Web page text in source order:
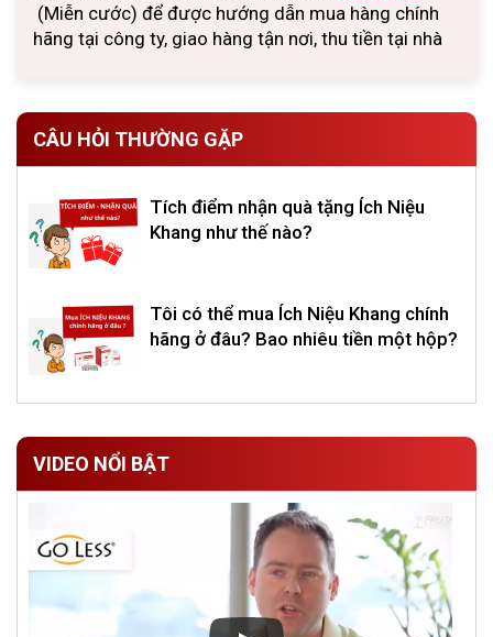
(Miễn cước) để được hướng dẫn mua hàng chính
hãng tại công ty, giao hàng tận nơi, thu tiền tại nhà
CÂU HỎI THƯỜNG GẶP
Tích điểm nhận quà tặng Ích Niệu
Khang như thế nào?
Tôi có thể mua Ích Niệu Khang chính
hãng ở đâu? Bao nhiêu tiền một hộp?
VIDEO NỔI BẬT